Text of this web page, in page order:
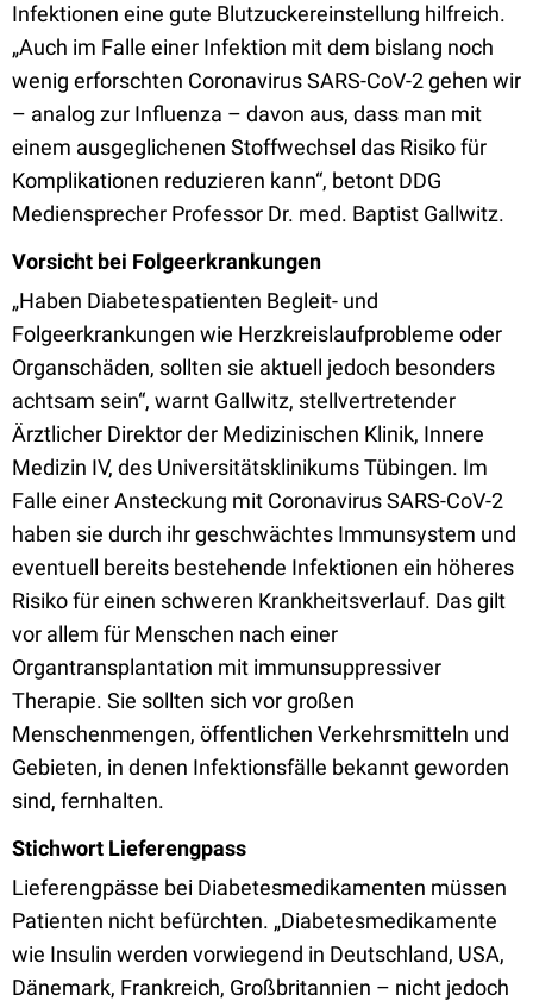
Infektionen eine gute Blutzuckereinstellung hilfreich.
„Auch im Falle einer Infektion mit dem bislang noch
wenig erforschten Coronavirus SARS-CoV-2 gehen wir
– analog zur Influenza – davon aus, dass man mit
einem ausgeglichenen Stoffwechsel das Risiko für
Komplikationen reduzieren kann“, betont DDG
Mediensprecher Professor Dr. med. Baptist Gallwitz.
Vorsicht bei Folgeerkrankungen
„Haben Diabetespatienten Begleit- und
Folgeerkrankungen wie Herzkreislaufprobleme oder
Organschäden, sollten sie aktuell jedoch besonders
achtsam sein“, warnt Gallwitz, stellvertretender
Ärztlicher Direktor der Medizinischen Klinik, Innere
Medizin IV, des Universitätsklinikums Tübingen. Im
Falle einer Ansteckung mit Coronavirus SARS-CoV-2
haben sie durch ihr geschwächtes Immunsystem und
eventuell bereits bestehende Infektionen ein höheres
Risiko für einen schweren Krankheitsverlauf. Das gilt
vor allem für Menschen nach einer
Organtransplantation mit immunsuppressiver
Therapie. Sie sollten sich vor großen
Menschenmengen, öffentlichen Verkehrsmitteln und
Gebieten, in denen Infektionsfälle bekannt geworden
sind, fernhalten.
Stichwort Lieferengpass
Lieferengpässe bei Diabetesmedikamenten müssen
Patienten nicht befürchten. „Diabetesmedikamente
wie Insulin werden vorwiegend in Deutschland, USA,
Dänemark, Frankreich, Großbritannien – nicht jedoch